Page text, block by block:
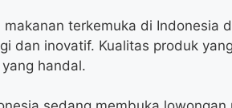
terkemuka di Indonesia
dan inovatif. Kualitas produk
handal.